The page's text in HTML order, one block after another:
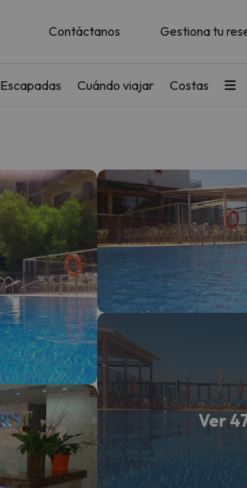
Contáctanos Gestiona tu
Escapadas Cuándo viajar Costas
Ver